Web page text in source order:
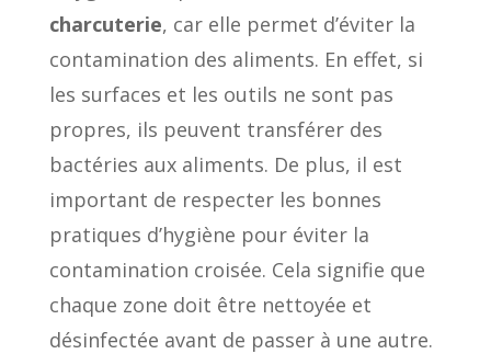
charcuterie, car elle permet d’éviter la
contamination des aliments. En effet, si
les surfaces et les outils ne sont pas
propres, ils peuvent transférer des
bactéries aux aliments. De plus, il est
important de respecter les bonnes
pratiques d’hygiène pour éviter la
contamination croisée. Cela signifie que
chaque zone doit être nettoyée et
désinfectée avant de passer à une autre.